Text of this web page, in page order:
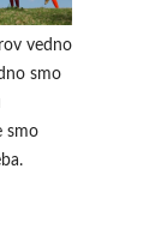
vedno
smo
smo